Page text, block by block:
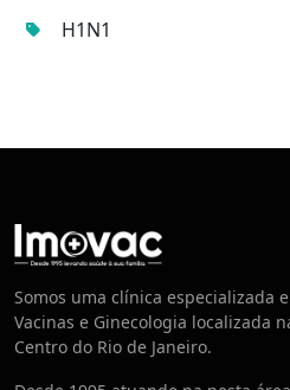
H1N1
Centro de Vacinação
Somos uma clínica especializada
Vacinas e Ginecologia localizada
Centro do Rio de Janeiro.